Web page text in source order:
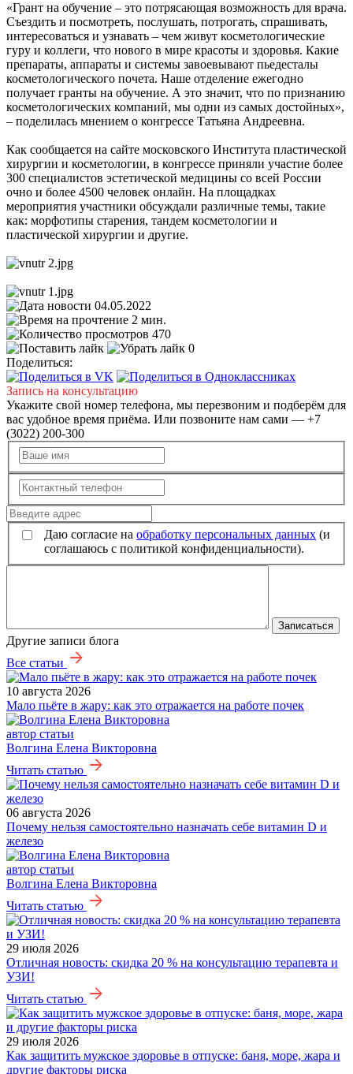
«Грант на обучение – это потрясающая возможность для врача.
Съездить и посмотреть, послушать, потрогать, спрашивать,
интересоваться и узнавать – чем живут косметологические
гуру и коллеги, что нового в мире красоты и здоровья. Какие
препараты, аппараты и системы завоевывают пьедесталы
косметологического почета. Наше отделение ежегодно
получает гранты на обучение. А это значит, что по признанию
косметологических компаний, мы одни из самых достойных»,
– поделилась мнением о конгрессе Татьяна Андреевна.
Как сообщается на сайте московского Института пластической
хирургии и косметологии, в конгрессе приняли участие более
300 специалистов эстетической медицины со всей России
очно и более 4500 человек онлайн. На площадках
мероприятия участники обсуждали различные темы, такие
как: морфотипы старения, тандем косметологии и
пластической хирургии и другие.
04.05.2022
2 мин.
470
0
Поделиться:
Запись на консультацию
Укажите свой номер телефона, мы перезвоним и подберём для
вас удобное время приёма. Или позвоните нам сами — +7
(3022) 200-300
Даю согласие на обработку персональных данных (и
соглашаюсь с политикой конфиденциальности).
Записаться
Другие записи блога
Все статьи
10 августа 2026
Мало пьёте в жару: как это отражается на работе почек
автор статьи
Волгина Елена Викторовна
Читать статью
06 августа 2026
Почему нельзя самостоятельно назначать себе витамин D и
железо
автор статьи
Волгина Елена Викторовна
Читать статью
29 июля 2026
Отличная новость: скидка 20 % на консультацию терапевта и
УЗИ!
Читать статью
29 июля 2026
Как защитить мужское здоровье в отпуске: баня, море, жара и
другие факторы риска